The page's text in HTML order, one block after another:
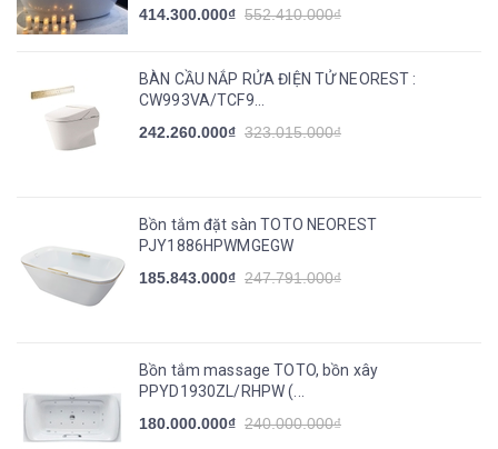
414.300.000₫ 552.410.000₫
BÀN CẦU NẮP RỬA ĐIỆN TỬ NEOREST :
CW993VA/TCF9...
242.260.000₫ 323.015.000₫
Bồn tắm đặt sàn TOTO NEOREST
PJY1886HPWMGEGW
185.843.000₫ 247.791.000₫
Bồn tắm massage TOTO, bồn xây
PPYD1930ZL/RHPW (...
180.000.000₫ 240.000.000₫